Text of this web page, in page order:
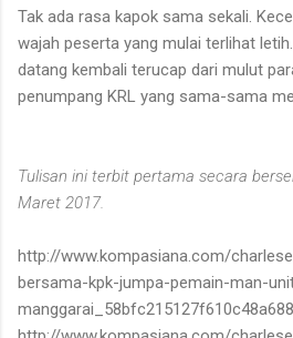
Tak ada rasa kapok sama sekali.
wajah peserta yang mulai terlihat
datang kembali terucap dari mulut
penumpang KRL yang sama-sama
Tulisan ini terbit pertama secara
Maret 2017.
http://www.kompasiana.com/
bersama-kpk-jumpa-pemain-man-